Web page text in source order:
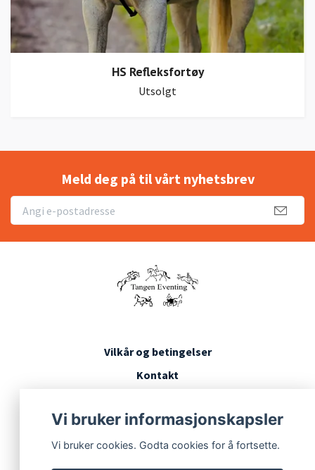
HS Refleksfortøy
Utsolgt
Meld deg på til vårt nyhetsbrev
Vilkår og betingelser
Kontakt
Vi bruker informasjonskapsler
Vi bruker cookies. Godta cookies for å fortsette.